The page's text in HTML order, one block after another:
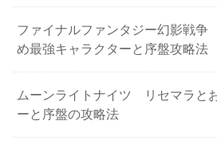
ファイナルファンタジー幻影戦
め最強キャラクターと序盤攻略法
ムーンライトナイツ リセマラと
ーと序盤の攻略法